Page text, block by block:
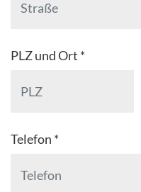
PLZ und Ort *
Telefon *